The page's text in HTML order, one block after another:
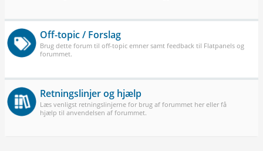
Off-topic / Forslag
Brug dette forum til off-topic emner samt feedback til Flatpanels og
forummet.
Retningslinjer og hjælp
Læs venligst retningslinjerne for brug af forummet her eller få
hjælp til anvendelsen af forummet.